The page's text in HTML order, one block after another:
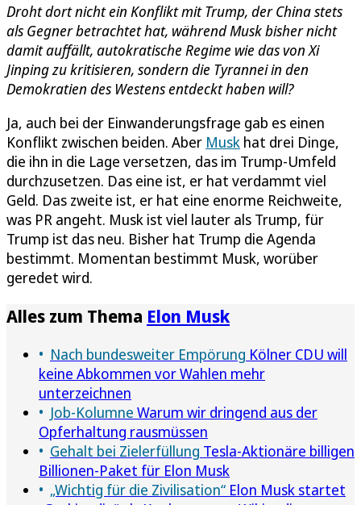
Droht dort nicht ein Konflikt mit Trump, der China stets
als Gegner betrachtet hat, während Musk bisher nicht
damit auffällt, autokratische Regime wie das von Xi
Jinping zu kritisieren, sondern die Tyrannei in den
Demokratien des Westens entdeckt haben will?
Ja, auch bei der Einwanderungsfrage gab es einen
Konflikt zwischen beiden. Aber Musk hat drei Dinge,
die ihn in die Lage versetzen, das im Trump-Umfeld
durchzusetzen. Das eine ist, er hat verdammt viel
Geld. Das zweite ist, er hat eine enorme Reichweite,
was PR angeht. Musk ist viel lauter als Trump, für
Trump ist das neu. Bisher hat Trump die Agenda
bestimmt. Momentan bestimmt Musk, worüber
geredet wird.
Alles zum Thema Elon Musk
Nach bundesweiter Empörung Kölner CDU will
keine Abkommen vor Wahlen mehr
unterzeichnen
Job-Kolumne Warum wir dringend aus der
Opferhaltung rausmüssen
Gehalt bei Zielerfüllung Tesla-Aktionäre billigen
Billionen-Paket für Elon Musk
„Wichtig für die Zivilisation“ Elon Musk startet